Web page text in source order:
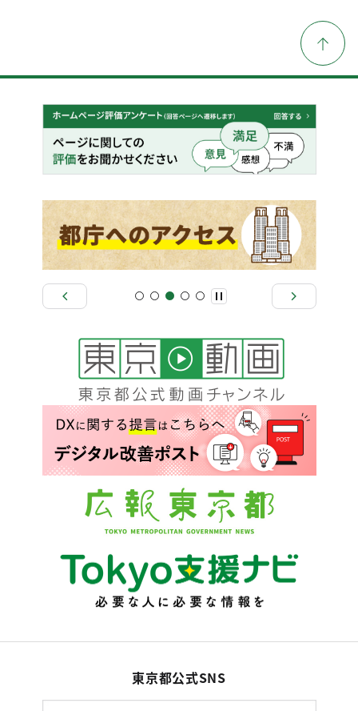
東京都公式SNS